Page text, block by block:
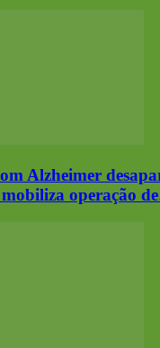
Alzheimer
operação